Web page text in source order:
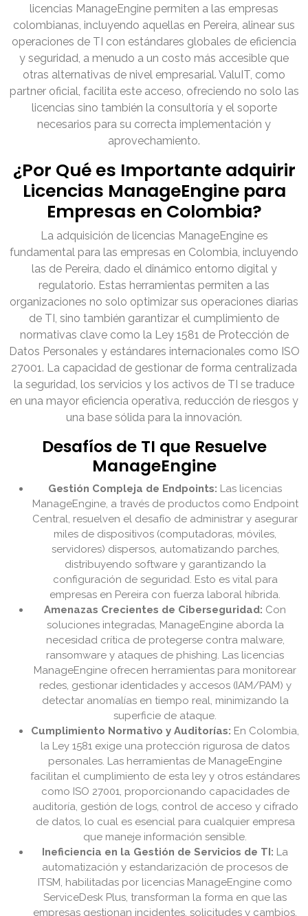
licencias ManageEngine permiten a las empresas
colombianas, incluyendo aquellas en Pereira, alinear sus
operaciones de TI con estándares globales de eficiencia
y seguridad, a menudo a un costo más accesible que
otras alternativas de nivel empresarial. ValuIT, como
partner oficial, facilita este acceso, ofreciendo no solo las
licencias sino también la consultoría y el soporte
necesarios para su correcta implementación y
aprovechamiento.
¿Por Qué es Importante adquirir
Licencias ManageEngine para
Empresas en Colombia?
La adquisición de licencias ManageEngine es
fundamental para las empresas en Colombia, incluyendo
las de Pereira, dado el dinámico entorno digital y
regulatorio. Estas herramientas permiten a las
organizaciones no solo optimizar sus operaciones diarias
de TI, sino también garantizar el cumplimiento de
normativas clave como la Ley 1581 de Protección de
Datos Personales y estándares internacionales como ISO
27001. La capacidad de gestionar de forma centralizada
la seguridad, los servicios y los activos de TI se traduce
en una mayor eficiencia operativa, reducción de riesgos y
una base sólida para la innovación.
Desafíos de TI que Resuelve
ManageEngine
Gestión Compleja de Endpoints: Las licencias
ManageEngine, a través de productos como Endpoint
Central, resuelven el desafío de administrar y asegurar
miles de dispositivos (computadoras, móviles,
servidores) dispersos, automatizando parches,
distribuyendo software y garantizando la
configuración de seguridad. Esto es vital para
empresas en Pereira con fuerza laboral híbrida.
Amenazas Crecientes de Ciberseguridad: Con
soluciones integradas, ManageEngine aborda la
necesidad crítica de protegerse contra malware,
ransomware y ataques de phishing. Las licencias
ManageEngine ofrecen herramientas para monitorear
redes, gestionar identidades y accesos (IAM/PAM) y
detectar anomalías en tiempo real, minimizando la
superficie de ataque.
Cumplimiento Normativo y Auditorías: En Colombia,
la Ley 1581 exige una protección rigurosa de datos
personales. Las herramientas de ManageEngine
facilitan el cumplimiento de esta ley y otros estándares
como ISO 27001, proporcionando capacidades de
auditoría, gestión de logs, control de acceso y cifrado
de datos, lo cual es esencial para cualquier empresa
que maneje información sensible.
Ineficiencia en la Gestión de Servicios de TI: La
automatización y estandarización de procesos de
ITSM, habilitadas por licencias ManageEngine como
ServiceDesk Plus, transforman la forma en que las
empresas gestionan incidentes, solicitudes y cambios.